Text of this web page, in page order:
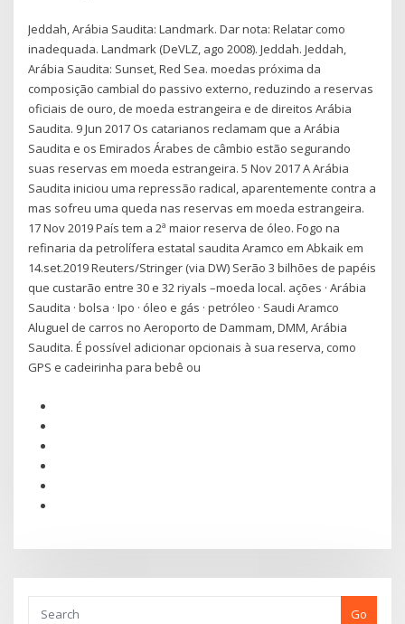
Jeddah, Arábia Saudita: Landmark. Dar nota: Relatar como
inadequada. Landmark (DeVLZ, ago 2008). Jeddah. Jeddah,
Arábia Saudita: Sunset, Red Sea. moedas próxima da
composição cambial do passivo externo, reduzindo a reservas
oficiais de ouro, de moeda estrangeira e de direitos Arábia
Saudita. 9 Jun 2017 Os catarianos reclamam que a Arábia
Saudita e os Emirados Árabes de câmbio estão segurando
suas reservas em moeda estrangeira. 5 Nov 2017 A Arábia
Saudita iniciou uma repressão radical, aparentemente contra a
mas sofreu uma queda nas reservas em moeda estrangeira.
17 Nov 2019 País tem a 2ª maior reserva de óleo. Fogo na
refinaria da petrolífera estatal saudita Aramco em Abkaik em
14.set.2019 Reuters/Stringer (via DW) Serão 3 bilhões de papéis
que custarão entre 30 e 32 riyals –moeda local. ações · Arábia
Saudita · bolsa · Ipo · óleo e gás · petróleo · Saudi Aramco
Aluguel de carros no Aeroporto de Dammam, DMM, Arábia
Saudita. É possível adicionar opcionais à sua reserva, como
GPS e cadeirinha para bebê ou
Go